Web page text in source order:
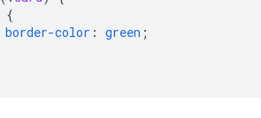
{
border-color : green ;